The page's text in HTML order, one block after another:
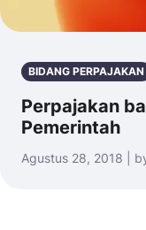
BIDANG PERPAJAKAN
Perpajakan
Pemerintah
Agustus 28, 2018 |